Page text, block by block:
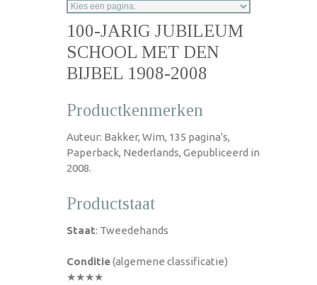
100-JARIG JUBILEUM
SCHOOL MET DEN
BIJBEL 1908-2008
Productkenmerken
Auteur: Bakker, Wim, 135 pagina's,
Paperback, Nederlands, Gepubliceerd in
2008.
Productstaat
Staat: Tweedehands
Conditie(algemene classificatie)
★★★★